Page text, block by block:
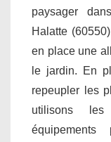
paysager
Halatte
en place une
le jardin. En
repeupler les
utilisons